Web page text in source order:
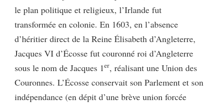
le plan politique et religieux, l’Irlande fut
transformée en colonie. En 1603, en l’absence
d’héritier direct de la Reine Élisabeth d’Angleterre,
Jacques VI d’Écosse fut couronné roi d’Angleterre
sous le nom de Jacques 1er, réalisant une Union des
Couronnes. L’Écosse conservait son Parlement et son
indépendance (en dépit d’une brève union forcée